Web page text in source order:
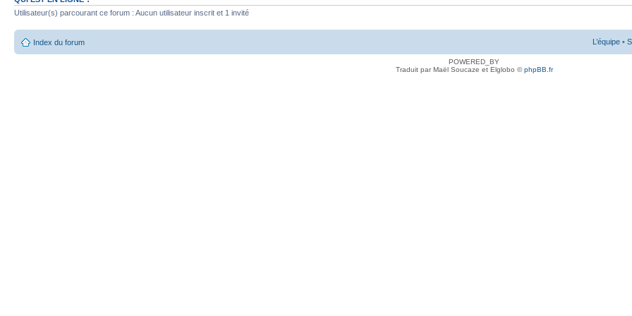
Utilisateur(s) parcourant ce forum : Aucun utilisateur inscrit et 1 invité
Index du forum L’équipe •
POWERED_BY
Traduit par Maël Soucaze et Elglobo ©phpBB.fr